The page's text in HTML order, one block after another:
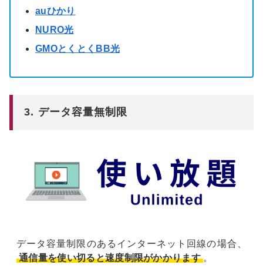
auひかり
NURO光
GMOとくとくBB光
3. データ容量無制限
データ容量制限のあるインターネット回線の場合、
通信量を使い切ると速度制限がかかります 。